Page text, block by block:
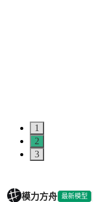
1
2
3
模力方舟 最新模型